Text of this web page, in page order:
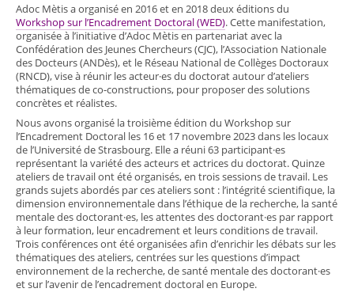
Adoc Mètis a organisé en 2016 et en 2018 deux éditions du
Workshop sur l’Encadrement Doctoral (WED). Cette manifestation,
organisée à l’initiative d’Adoc Mètis en partenariat avec la
Confédération des Jeunes Chercheurs (CJC), l’Association Nationale
des Docteurs (ANDès), et le Réseau National de Collèges Doctoraux
(RNCD), vise à réunir les acteur·es du doctorat autour d’ateliers
thématiques de co-constructions, pour proposer des solutions
concrètes et réalistes.
Nous avons organisé la troisième édition du Workshop sur
l’Encadrement Doctoral les 16 et 17 novembre 2023 dans les locaux
de l’Université de Strasbourg. Elle a réuni 63 participant·es
représentant la variété des acteurs et actrices du doctorat. Quinze
ateliers de travail ont été organisés, en trois sessions de travail. Les
grands sujets abordés par ces ateliers sont : l’intégrité scientifique, la
dimension environnementale dans l’éthique de la recherche, la santé
mentale des doctorant·es, les attentes des doctorant·es par rapport
à leur formation, leur encadrement et leurs conditions de travail.
Trois conférences ont été organisées afin d’enrichir les débats sur les
thématiques des ateliers, centrées sur les questions d’impact
environnement de la recherche, de santé mentale des doctorant·es
et sur l’avenir de l’encadrement doctoral en Europe.